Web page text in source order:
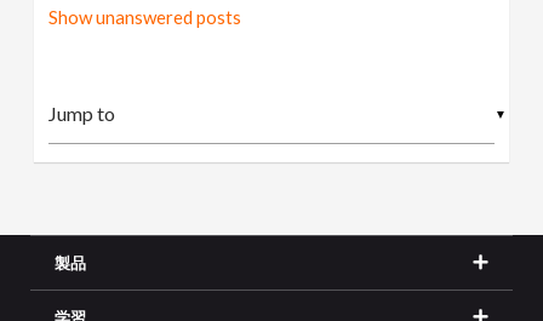
Show unanswered posts
▼
製品